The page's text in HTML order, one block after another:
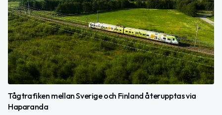
Tågtrafiken mellan Sverige och Finland återupptas via
Haparanda